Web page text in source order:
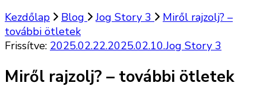
Kezdőlap
Blog Jog Story 3
Miről rajzolj? –
további ötletek
Frissítve: 2025.02.22.2025.02.10.Jog Story 3
Miről rajzolj? – további ötletek